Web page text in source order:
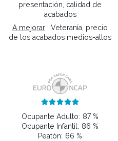
presentación, calidad de
acabados
A mejorar : Veteranía, precio
de los acabados medios-altos

Ocupante Adulto: 87 %
Ocupante Infantil: 86 %
Peatón: 66 %